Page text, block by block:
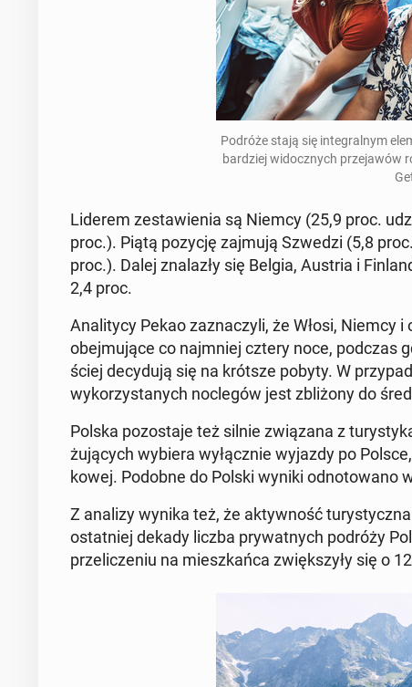
Podróże stają się in­te­gral­nym
bar­dziej wi­docz­nych prze­ja­wów
Liderem ze­sta­wie­nia są Niemcy (25,9 proc.
proc.). Piątą pozycję zajmują Szwedzi (5,8
proc.). Dalej zna­la­zły się Belgia, Austria i
2,4 proc.
Ana­li­ty­cy Pekao za­zna­czy­li, że Włosi, Niemcy
obej­mu­ją­ce co naj­mniej cztery noce, podczas
ściej de­cy­du­ją się na krótsze pobyty. W
wy­ko­rzy­sta­nych noc­le­gów jest zbli­żo­ny do
Polska po­zo­sta­je też silnie zwią­za­na z
żu­ją­cych wybiera wy­łącz­nie wyjazdy po
ko­wej. Podobne do Polski wyniki od­no­to­wa­no
Z analizy wynika też, że ak­tyw­ność
ostat­niej dekady liczba pry­wat­nych podróży
prze­li­cze­niu na miesz­kań­ca zwięk­szy­ły się o